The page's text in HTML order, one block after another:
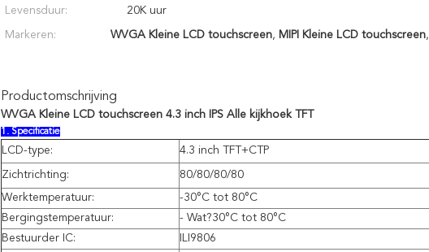
Levensduur: 20K uur
Markeren: WVGA Kleine LCD touchscreen, MIPI Kleine LCD touchscreen,
Productomschrijving
WVGA Kleine LCD touchscreen 4.3 inch IPS Alle kijkhoek TFT
1. Specificatie
LCD-type: 4.3 inch TFT+CTP
Zichtrichting:
80/80/80/80
Werktemperatuur:
-30°C tot 80°C
Bergingstemperatuur:
- Wat?30°C tot 80°C
Bestuurder IC:
ILI9806